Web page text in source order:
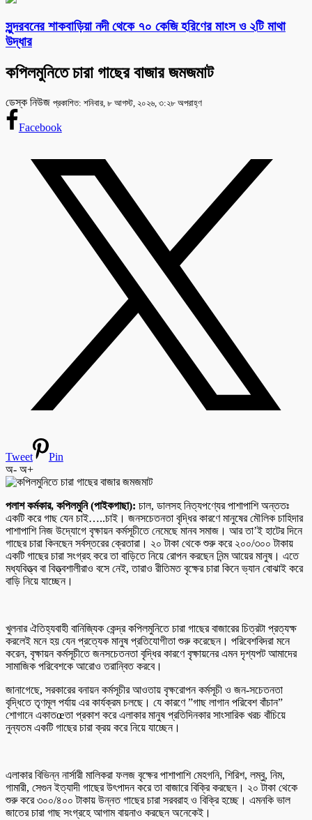
সুন্দরবনের শাকবাড়িয়া নদী থেকে ৭০ কেজি হরিণের মাংস ও ২টি মাথা
উদ্ধার
কপিলমুনিতে চারা গাছের বাজার জমজমাট
ডেস্ক নিউজ প্রকাশিত: শনিবার, ৮ আগস্ট, ২০২৬, ৩:২৮ অপরাহ্ণ
Facebook
Tweet
Pin
অ- অ+
পলাশ কর্মকার, কপিলমুনি (পাইকগাছা): চাল, ডালসহ নিত্যপণ্যের পাশাপাশি অন্ততঃ
একটি করে গাছ যেন চাই…..চাই। জনসচেতনতা বৃদ্ধির কারণে মানুষের মৌলিক চাহিদার
পাশাপাশি নিজ উদ্যোগে বৃক্ষায়ন কর্মসূচীতে নেমেছে মানব সমাজ। আর তা’ই হাটের দিনে
গাছের চারা কিনছেন সর্বস্তরের ক্রেতারা। ২০ টাকা থেকে শুরু করে ২০০/৩০০ টাকায়
একটি গাছের চারা সংগ্রহ করে তা বাড়িতে নিয়ে রোপন করছেন নিন্ম আয়ের মানুষ। এতে
মধ্যবিত্ত্ব বা বিত্ত্বশালীরাও বসে নেই, তারাও রীতিমত বৃক্ষের চারা কিনে ভ্যান বোঝাই করে
বাড়ি নিয়ে যাচ্ছেন।
খুলনার ঐতিহ্যবাহী বানিজ্যিক কেন্দ্র কপিলমুনিতে চারা গাছের বাজারের চিত্রটা প্রত্যক্ষ
করলেই মনে হয় যেন প্রত্যেক মানুষ প্রতিযোগীতা শুরু করেছেন। পরিবেশবিদরা মনে
করেন, বৃক্ষায়ন কর্মসূচীতে জনসচেতনতা বৃদ্ধির কারণে বৃক্ষায়নের এমন দৃশ্যপট আমাদের
সামাজিক পরিবেশকে আরোও তরান্বিত করবে।
জানাগেছে, সরকারের বনায়ন কর্মসূচীর আওতায় বৃক্ষরোপন কর্মসূচী ও জন-সচেতনতা
বৃদ্ধিতে তৃণমূল পর্যায় এর কার্যক্রম চলছে। যে কারণে ”গাছ লাগান পরিবেশ বাঁচান”
শোগানে একাতœতা প্রকাশ করে এলাকার মানুষ প্রতিদিনকার সাংসারিক খরচ বাঁচিয়ে
নুন্যতম একটি গাছের চারা ক্রয় করে নিয়ে যাচ্ছেন।
এলাকার বিভিন্ন নার্সারী মালিকরা ফলজ বৃক্ষের পাশাপাশি মেহগনি, শিরিশ, লম্বু, নিম,
গামারী, সেগুন ইত্যাদী গাছের উৎপাদন করে তা বাজারে বিক্রি করছেন। ২০ টাকা থেকে
শুরু করে ৩০০/৪০০ টাকায় উন্নত গাছের চারা সরবরাহ ও বিক্রি হচ্ছে। এমনকি ভাল
জাতের চারা গাছ সংগ্রহে আগাম বায়নাও করছেন অনেকেই।